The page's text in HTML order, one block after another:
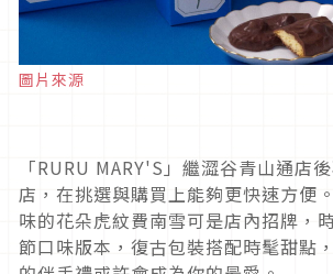
圖片來源
「RURU MARY'S」繼澀谷青山通店
店，在挑選與購買上能夠更快速方便
味的花朵虎紋費南雪可是店內招牌，
節口味版本，復古包裝搭配時髦甜點